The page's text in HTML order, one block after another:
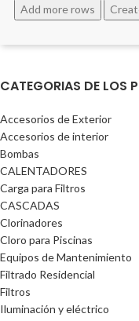
CATEGORIAS DE LOS
Accesorios de Exterior
Accesorios de interior
Bombas
CALENTADORES
Carga para Filtros
CASCADAS
Clorinadores
Cloro para Piscinas
Equipos de Mantenimiento
Filtrado Residencial
Filtros
Iluminación y eléctrico
Add more rows